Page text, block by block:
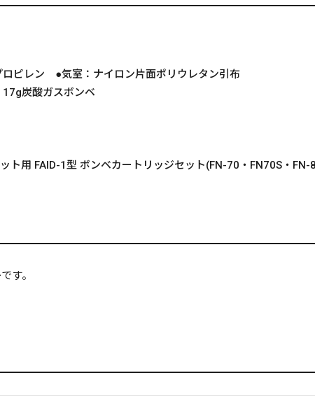
リセット この内容で検索する
ピレン ●気室：ナイロン片面ポリウレタン引布
炭酸ガスボンベ
ト用 FAID-1型 ボンベカートリッジセット(FN-70・FN70S・
す。